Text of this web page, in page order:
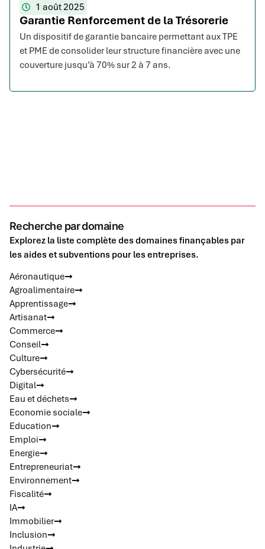
1 août 2025
Garantie Renforcement de la Trésorerie
Un dispositif de garantie bancaire permettant aux TPE
et PME de consolider leur structure financière avec une
couverture jusqu’à 70% sur 2 à 7 ans.
Recherche par domaine
Explorez la liste complète des domaines finançables par
les aides et subventions pour les entreprises.
Aéronautique
Agroalimentaire
Apprentissage
Artisanat
Commerce
Conseil
Culture
Cybersécurité
Digital
Eau et déchets
Economie sociale
Education
Emploi
Energie
Entrepreneuriat
Environnement
Fiscalité
IA
Immobilier
Inclusion